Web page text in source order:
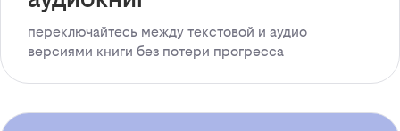
переключайтесь между текстовой и аудио
версиями книги без потери прогресса